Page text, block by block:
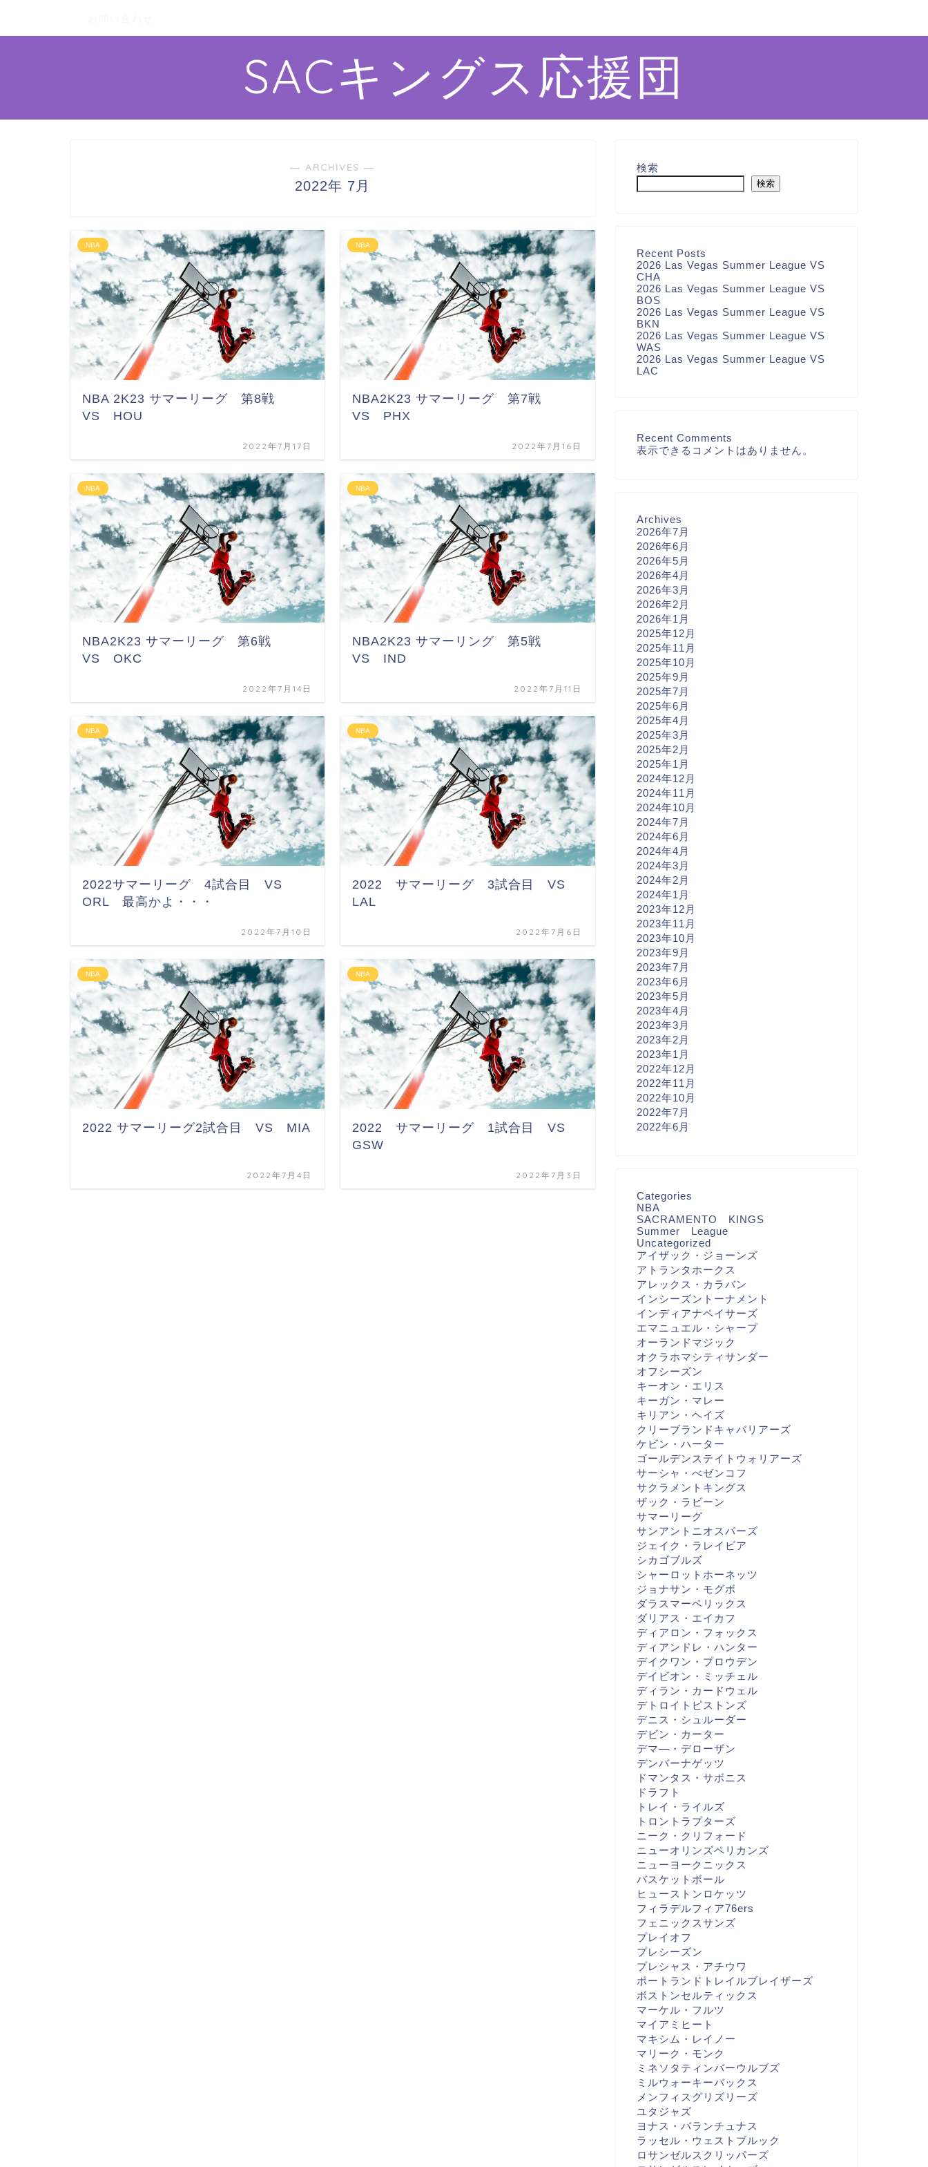
SACキングス応援団
― ARCHIVES ―
2022年 7月
NBA
NBA 2K23 サマーリーグ 第8戦
VS HOU
2022年7月17日
NBA
NBA2K23 サマーリーグ 第7戦
VS PHX
2022年7月16日
NBA
NBA2K23 サマーリーグ 第6戦
VS OKC
2022年7月14日
NBA
NBA2K23 サマーリング 第5戦
VS IND
2022年7月11日
NBA
2022サマーリーグ 4試合目 VS
ORL 最高かよ・・・
2022年7月10日
NBA
2022 サマーリーグ 3試合目 VS
LAL
2022年7月6日
NBA
2022 サマーリーグ2試合目 VS MIA
2022年7月4日
NBA
2022 サマーリーグ 1試合目 VS
GSW
2022年7月3日
検索
検索
Recent Posts
2026 Las Vegas Summer League VS
CHA
2026 Las Vegas Summer League VS
BOS
2026 Las Vegas Summer League VS
BKN
2026 Las Vegas Summer League VS
WAS
2026 Las Vegas Summer League VS
LAC
Recent Comments
表示できるコメントはありません。
Archives
2026年7月
2026年6月
2026年5月
2026年4月
2026年3月
2026年2月
2026年1月
2025年12月
2025年11月
2025年10月
2025年9月
2025年7月
2025年6月
2025年4月
2025年3月
2025年2月
2025年1月
2024年12月
2024年11月
2024年10月
2024年7月
2024年6月
2024年4月
2024年3月
2024年2月
2024年1月
2023年12月
2023年11月
2023年10月
2023年9月
2023年7月
2023年6月
2023年5月
2023年4月
2023年3月
2023年2月
2023年1月
2022年12月
2022年11月
2022年10月
2022年7月
2022年6月
Categories
NBA
SACRAMENTO KINGS
Summer League
Uncategorized
アイザック・ジョーンズ
アトランタホークス
アレックス・カラバン
インシーズントーナメント
インディアナペイサーズ
エマニュエル・シャープ
オーランドマジック
オクラホマシティサンダー
オフシーズン
キーオン・エリス
キーガン・マレー
キリアン・ヘイズ
クリーブランドキャバリアーズ
ケビン・ハーター
ゴールデンステイトウォリアーズ
サーシャ・べゼンコフ
サクラメントキングス
ザック・ラビーン
サマーリーグ
サンアントニオスパーズ
ジェイク・ラレイビア
シカゴブルズ
シャーロットホーネッツ
ジョナサン・モグボ
ダラスマーベリックス
ダリアス・エイカフ
ディアロン・フォックス
ディアンドレ・ハンター
デイクワン・プロウデン
デイビオン・ミッチェル
ディラン・カードウェル
デトロイトピストンズ
デニス・シュルーダー
デビン・カーター
デマ―・デローザン
デンバーナゲッツ
ドマンタス・サボニス
ドラフト
トレイ・ライルズ
トロントラプターズ
ニーク・クリフォード
ニューオリンズペリカンズ
ニューヨークニックス
バスケットボール
ヒューストンロケッツ
フィラデルフィア76ers
フェニックスサンズ
プレイオフ
プレシーズン
プレシャス・アチウワ
ポートランドトレイルブレイザーズ
ボストンセルティックス
マーケル・フルツ
マイアミヒート
マキシム・レイノー
マリーク・モンク
ミネソタティンバーウルブズ
ミルウォーキーバックス
メンフィスグリズリーズ
ユタジャズ
ヨナス・バランチュナス
ラッセル・ウェストブルック
ロサンゼルスクリッパーズ